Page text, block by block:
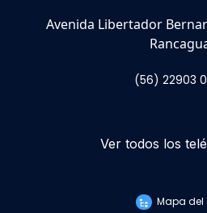
Avenida Libertador
(56) 22903
Ver todos los
Mapa del